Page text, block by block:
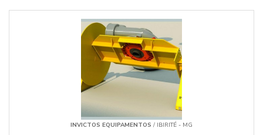
INVICTOS EQUIPAMENTOS / IBIRITÉ - MG